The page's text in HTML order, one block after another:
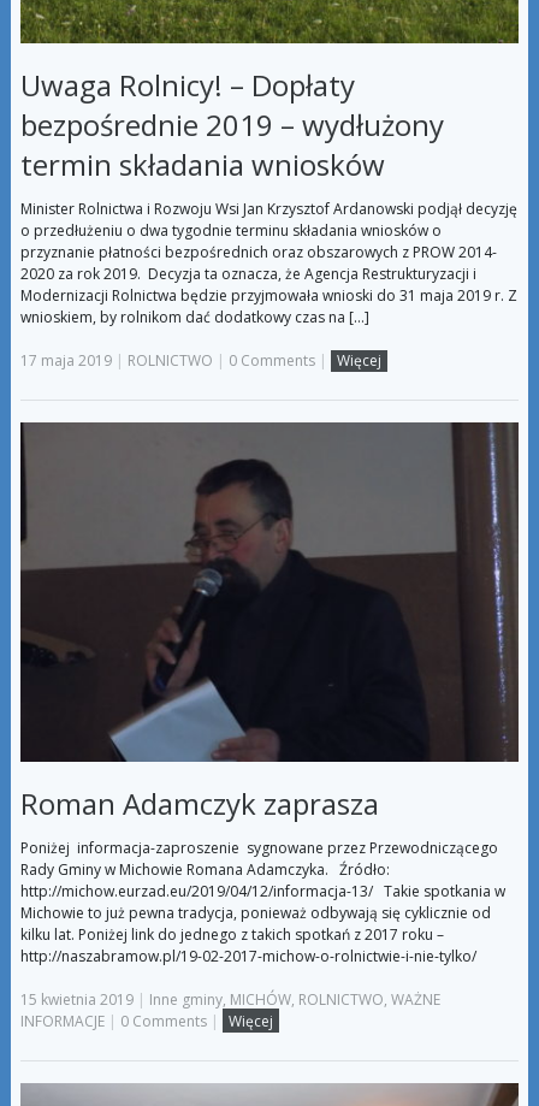
Uwaga Rolnicy! – Dopłaty
bezpośrednie 2019 – wydłużony
termin składania wniosków
Minister Rolnictwa i Rozwoju Wsi Jan Krzysztof Ardanowski podjął decyzję
o przedłużeniu o dwa tygodnie terminu składania wniosków o
przyznanie płatności bezpośrednich oraz obszarowych z PROW 2014-
2020 za rok 2019. Decyzja ta oznacza, że Agencja Restrukturyzacji i
Modernizacji Rolnictwa będzie przyjmowała wnioski do 31 maja 2019 r. Z
wnioskiem, by rolnikom dać dodatkowy czas na […]
17 maja 2019| ROLNICTWO | 0 Comments | Więcej
Roman Adamczyk zaprasza
Poniżej informacja-zaproszenie sygnowane przez Przewodniczącego
Rady Gminy w Michowie Romana Adamczyka. Źródło:
http://michow.eurzad.eu/2019/04/12/informacja-13/ Takie spotkania w
Michowie to już pewna tradycja, ponieważ odbywają się cyklicznie od
kilku lat. Poniżej link do jednego z takich spotkań z 2017 roku –
http://naszabramow.pl/19-02-2017-michow-o-rolnictwie-i-nie-tylko/
15 kwietnia 2019| Inne gminy, MICHÓW, ROLNICTWO, WAŻNE
INFORMACJE | 0 Comments | Więcej